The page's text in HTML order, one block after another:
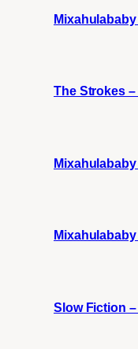
The Strokes
Slow Fiction